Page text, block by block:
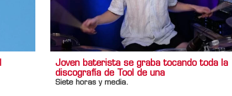
Joven baterista se graba tocando toda la
discografía de Tool de una
Siete horas y media.